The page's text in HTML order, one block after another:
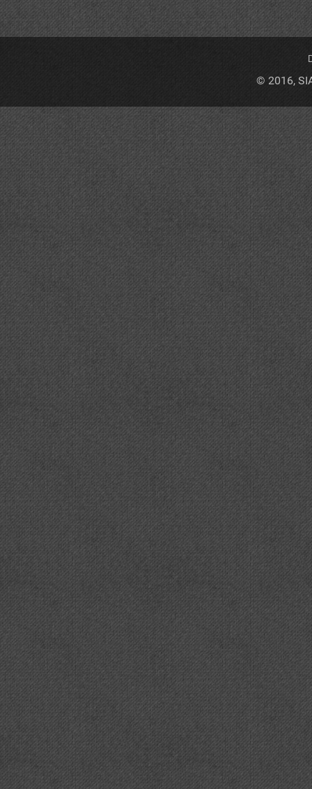
© 2016,